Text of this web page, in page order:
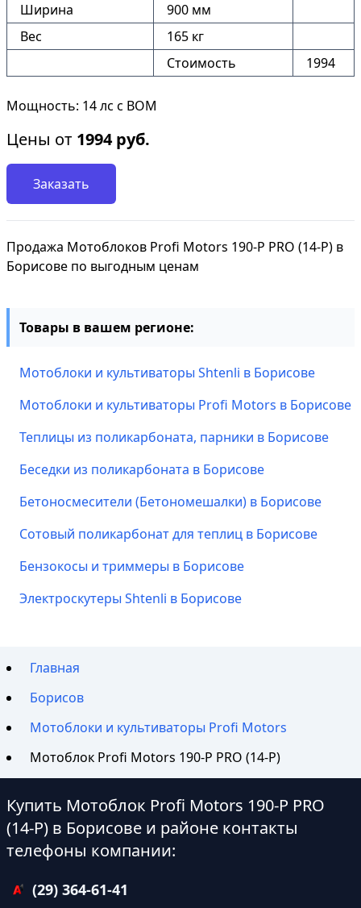
Ширина
900 мм
Вес
165 кг
Стоимость
1994
Мощность: 14 лс с ВОМ
Цены от 1994 руб.
Заказать
Продажа Мотоблоков Profi Motors 190-P PRO (14-P) в
Борисове по выгодным ценам
Товары в вашем регионе:
Мотоблоки и культиваторы Shtenli в Борисове
Мотоблоки и культиваторы Profi Motors в Борисове
Теплицы из поликарбоната, парники в Борисове
Беседки из поликарбоната в Борисове
Бетоносмесители (Бетономешалки) в Борисове
Сотовый поликарбонат для теплиц в Борисове
Бензокосы и триммеры в Борисове
Электроскутеры Shtenli в Борисове
Главная
Борисов
Мотоблоки и культиваторы Profi Motors
Мотоблок Profi Motors 190-P PRO (14-P)
Купить Мотоблок Profi Motors 190-P PRO
(14-P) в Борисове и районе контакты
телефоны компании:
(29) 364-61-41